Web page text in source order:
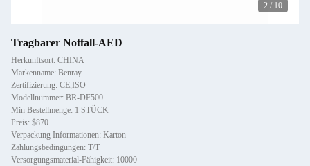
2 / 10
Tragbarer Notfall-AED
Herkunftsort: CHINA
Markenname: Benray
Zertifizierung: CE,ISO
Modellnummer: BR-DF500
Min Bestellmenge: 1 STÜCK
Preis: $870
Verpackung Informationen: Karton
Zahlungsbedingungen: T/T
Versorgungsmaterial-Fähigkeit: 10000